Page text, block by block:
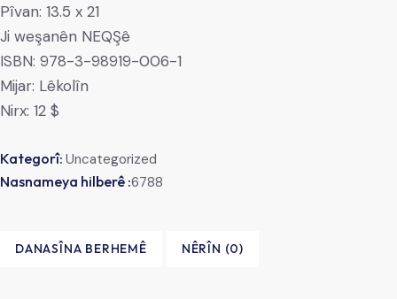
Pîvan: 13.5 x 21
Ji weşanên NEQŞê
ISBN: 978-3-98919-006-1
Mijar: Lêkolîn
Nirx: 12 $
Kategorî: Uncategorized
Nasnameya hilberê :6788
DANASÎNA BERHEMÊ NÊRÎN (0)